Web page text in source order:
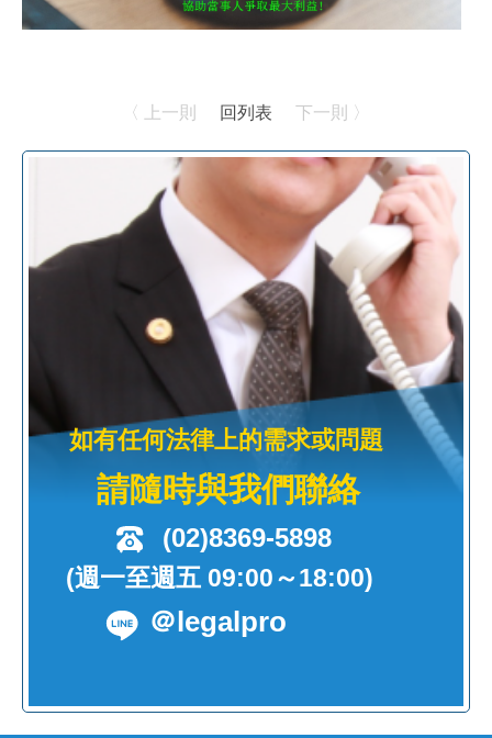
〈 上一則 回列表 下一則 〉
如有任何法律上的需求或問題
請隨時與我們聯絡
(02)8369-5898
(週一至週五 09:00～18:00)
＠legalpro